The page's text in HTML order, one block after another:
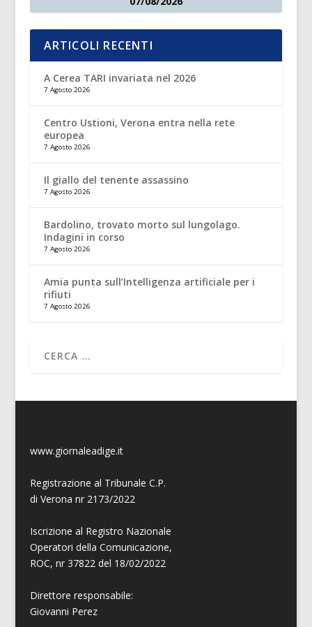
ARTICOLI RECENTI
A Cerea TARI invariata nel 2026
7 Agosto 2026
Centro Ustioni, Verona entra nella rete
europea
7 Agosto 2026
Il giallo del tenente assassino
7 Agosto 2026
Bardolino, trovato morto sul lungolago.
Indagini in corso
7 Agosto 2026
Amia punta sull’Intelligenza artificiale per i
rifiuti
7 Agosto 2026
www.giornaleadige.it
Registrazione al Tribunale C.P.
di Verona nr 2173/2022
Iscrizione al Registro Nazionale
Operatori della Comunicazione,
ROC, nr 37822 del 18/02/2022
Direttore responsabile:
Giovanni Perez